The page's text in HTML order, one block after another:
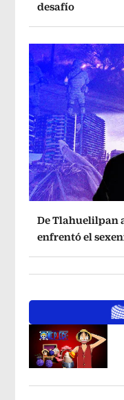
desafío
De Tlahuelilpan
enfrentó el